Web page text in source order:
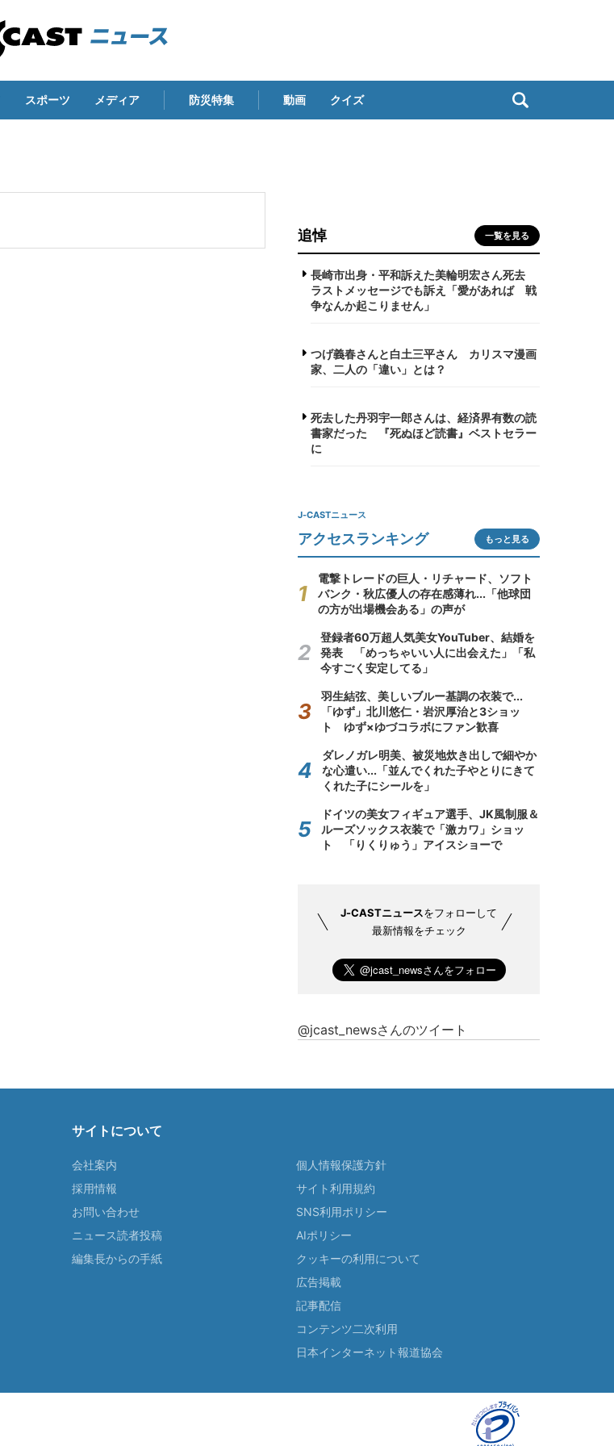
スポーツ メディア 防災特集 動画 クイズ
追悼 一覧を見る
長崎市出身・平和訴えた美輪明宏さん死去
ラストメッセージでも訴え「愛があれば 戦
争なんか起こりません」
つげ義春さんと白土三平さん カリスマ漫画
家、二人の「違い」とは？
死去した丹羽宇一郎さんは、経済界有数の読
書家だった 『死ぬほど読書』ベストセラー
に
J-CASTニュース
アクセスランキング もっと見る
電撃トレードの巨人・リチャード、ソフト
バンク・秋広優人の存在感薄れ...「他球団
の方が出場機会ある」の声が
登録者60万超人気美女YouTuber、結婚を
発表 「めっちゃいい人に出会えた」「私
今すごく安定してる」
羽生結弦、美しいブルー基調の衣装で...
「ゆず」北川悠仁・岩沢厚治と3ショッ
ト ゆず×ゆづコラボにファン歓喜
ダレノガレ明美、被災地炊き出しで細やか
な心遣い...「並んでくれた子やとりにきて
くれた子にシールを」
ドイツの美女フィギュア選手、JK風制服＆
ルーズソックス衣装で「激カワ」ショッ
ト 「りくりゅう」アイスショーで
J-CASTニュースをフォローして
最新情報をチェック
@jcast_newsさんのツイート
サイトについて
会社案内
採用情報
お問い合わせ
ニュース読者投稿
編集長からの手紙
個人情報保護方針
サイト利用規約
SNS利用ポリシー
AIポリシー
クッキーの利用について
広告掲載
記事配信
コンテンツ二次利用
日本インターネット報道協会